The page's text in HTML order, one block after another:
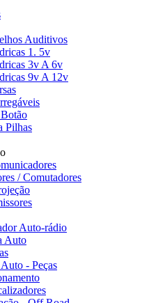
Auditivos
1. 5v
3v A 6v
9v A 12v
Pilhas
/ Comutadores
Auto-rádio
Auto
- Peças